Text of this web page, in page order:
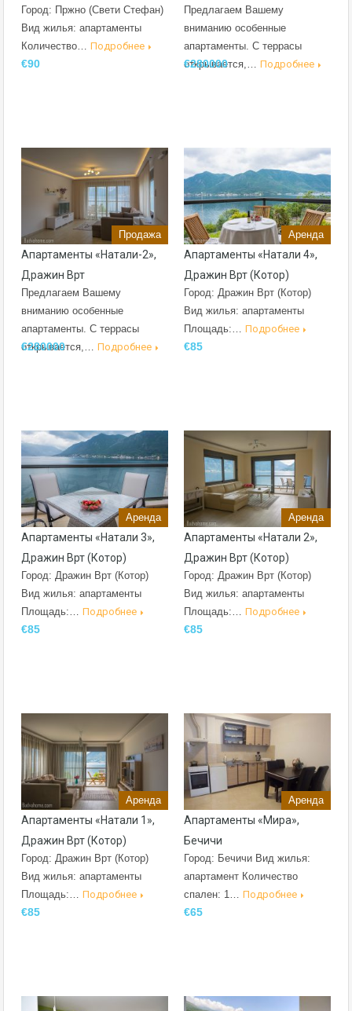
Город: Пржно (Свети Стефан)
Вид жилья: апартаменты
Количество… Подробнее
€90
Предлагаем Вашему
вниманию особенные
апартаменты. С террасы
открывается,… Подробнее
€280000
Продажа
Апартаменты «Натали-2»,
Дражин Врт
Предлагаем Вашему
вниманию особенные
апартаменты. С террасы
открывается,… Подробнее
€280000
Аренда
Апартаменты «Натали 4»,
Дражин Врт (Котор)
Город: Дражин Врт (Котор)
Вид жилья: апартаменты
Площадь:… Подробнее
€85
Аренда
Апартаменты «Натали 3»,
Дражин Врт (Котор)
Город: Дражин Врт (Котор)
Вид жилья: апартаменты
Площадь:… Подробнее
€85
Аренда
Апартаменты «Натали 2»,
Дражин Врт (Котор)
Город: Дражин Врт (Котор)
Вид жилья: апартаменты
Площадь:… Подробнее
€85
Аренда
Апартаменты «Натали 1»,
Дражин Врт (Котор)
Город: Дражин Врт (Котор)
Вид жилья: апартаменты
Площадь:… Подробнее
€85
Аренда
Апартаменты «Мира»,
Бечичи
Город: Бечичи Вид жилья:
апартамент Количество
спален: 1… Подробнее
€65